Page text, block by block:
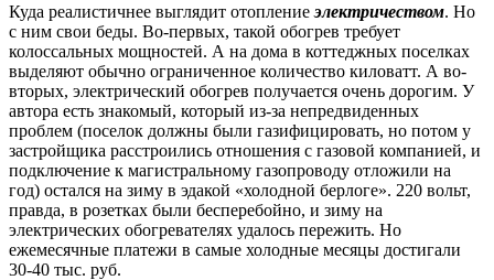
Куда реалистичнее выглядит отоплениеэлектричеством. Но
с ним свои беды. Во-первых, такой обогрев требует
колоссальных мощностей. А на дома в коттеджных поселках
выделяют обычно ограниченное количество киловатт. А во-
вторых, электрический обогрев получается очень дорогим. У
автора есть знакомый, который из-за непредвиденных
проблем (поселок должны были газифицировать, но потом у
застройщика расстроились отношения с газовой компанией, и
подключение к магистральному газопроводу отложили на
год) остался на зиму в эдакой «холодной берлоге». 220 вольт,
правда, в розетках были бесперебойно, и зиму на
электрических обогревателях удалось пережить. Но
ежемесячные платежи в самые холодные месяцы достигали
30-40 тыс. руб.